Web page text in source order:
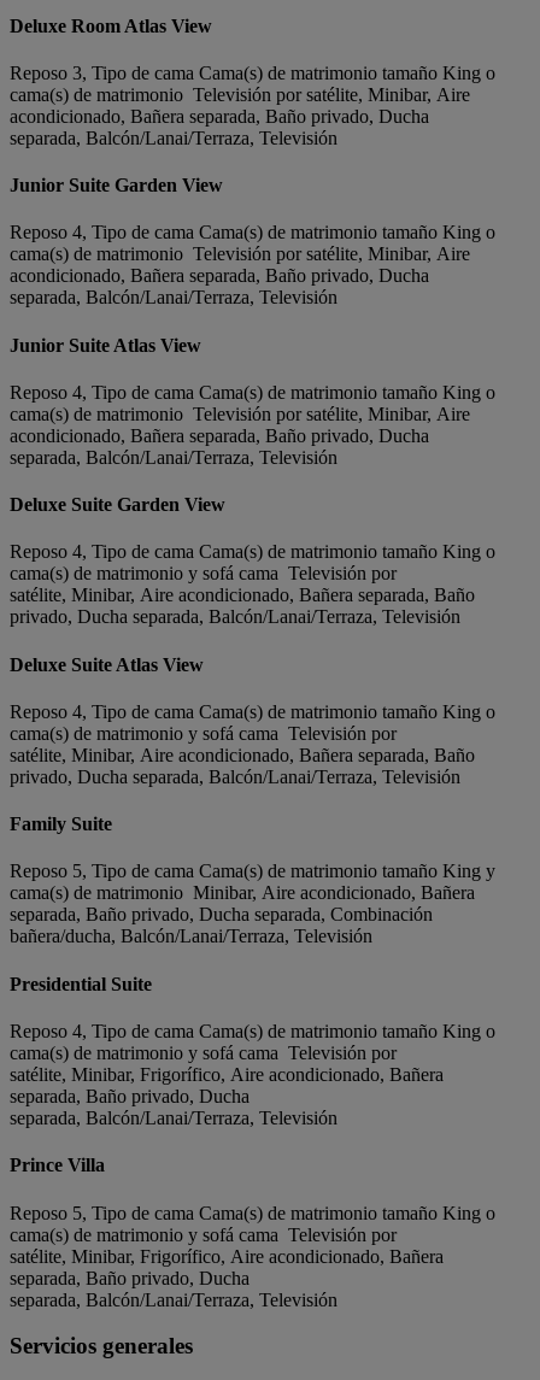
Deluxe Room Atlas View
Reposo 3, Tipo de cama Cama(s) de matrimonio tamaño King o
cama(s) de matrimonio Televisión por satélite, Minibar, Aire
acondicionado, Bañera separada, Baño privado, Ducha
separada, Balcón/Lanai/Terraza, Televisión
Junior Suite Garden View
Reposo 4, Tipo de cama Cama(s) de matrimonio tamaño King o
cama(s) de matrimonio Televisión por satélite, Minibar, Aire
acondicionado, Bañera separada, Baño privado, Ducha
separada, Balcón/Lanai/Terraza, Televisión
Junior Suite Atlas View
Reposo 4, Tipo de cama Cama(s) de matrimonio tamaño King o
cama(s) de matrimonio Televisión por satélite, Minibar, Aire
acondicionado, Bañera separada, Baño privado, Ducha
separada, Balcón/Lanai/Terraza, Televisión
Deluxe Suite Garden View
Reposo 4, Tipo de cama Cama(s) de matrimonio tamaño King o
cama(s) de matrimonio y sofá cama Televisión por
satélite, Minibar, Aire acondicionado, Bañera separada, Baño
privado, Ducha separada, Balcón/Lanai/Terraza, Televisión
Deluxe Suite Atlas View
Reposo 4, Tipo de cama Cama(s) de matrimonio tamaño King o
cama(s) de matrimonio y sofá cama Televisión por
satélite, Minibar, Aire acondicionado, Bañera separada, Baño
privado, Ducha separada, Balcón/Lanai/Terraza, Televisión
Family Suite
Reposo 5, Tipo de cama Cama(s) de matrimonio tamaño King y
cama(s) de matrimonio Minibar, Aire acondicionado, Bañera
separada, Baño privado, Ducha separada, Combinación
bañera/ducha, Balcón/Lanai/Terraza, Televisión
Presidential Suite
Reposo 4, Tipo de cama Cama(s) de matrimonio tamaño King o
cama(s) de matrimonio y sofá cama Televisión por
satélite, Minibar, Frigorífico, Aire acondicionado, Bañera
separada, Baño privado, Ducha
separada, Balcón/Lanai/Terraza, Televisión
Prince Villa
Reposo 5, Tipo de cama Cama(s) de matrimonio tamaño King o
cama(s) de matrimonio y sofá cama Televisión por
satélite, Minibar, Frigorífico, Aire acondicionado, Bañera
separada, Baño privado, Ducha
separada, Balcón/Lanai/Terraza, Televisión
Servicios generales